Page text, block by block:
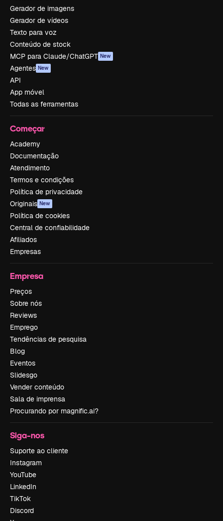
Gerador de imagens
Gerador de vídeos
Texto para voz
Conteúdo de stock
MCP para Claude/ChatGPT New
Agentes New
API
App móvel
Todas as ferramentas
Começar
Academy
Documentação
Atendimento
Termos e condições
Política de privacidade
Originais New
Política de cookies
Central de confiabilidade
Afiliados
Empresas
Empresa
Preços
Sobre nós
Reviews
Emprego
Tendências de pesquisa
Blog
Eventos
Slidesgo
Vender conteúdo
Sala de imprensa
Procurando por magnific.ai?
Siga-nos
Suporte ao cliente
Instagram
YouTube
LinkedIn
TikTok
Discord